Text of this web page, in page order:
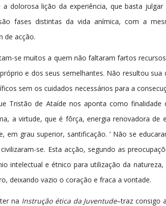
dolorosa lição da experiência, que basta
fases distintas da vida anímica, com a
de acção.
se muitos a quem não faltaram fartos
e dos seus semelhantes. Não resultou sua
sem os cuidados necessários para a
Tristão de Ataíde nos aponta como finalidade
a virtude, que é fôrça, energia renovadora de
grau superior, santificação. ‘ Não se
se. Esta acção, segundo as
intelectual e étnico para utilização da
deixando vazio o coração e fraca a vontade.
na Instrução ética da Juventude–traz consigo